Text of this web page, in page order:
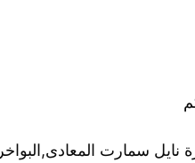
سمارت المعادى,البواخر